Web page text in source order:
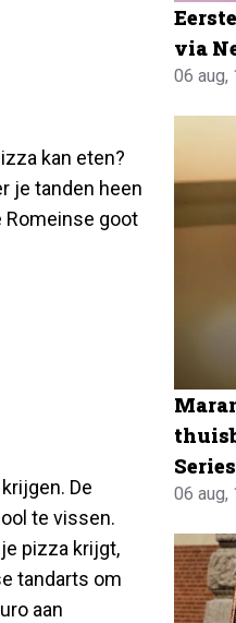
kan eten?
je tanden heen
Romeinse goot
De
te vissen.
pizza krijgt,
tandarts om
aan
via
06 aug,
06 aug,